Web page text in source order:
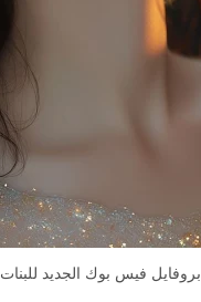
بروفايل فيس بوك الجديد للبنات